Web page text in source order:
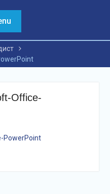
Office-
PowerPoint